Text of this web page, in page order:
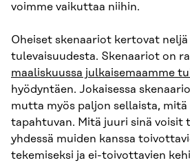
voimme vaikuttaa niihin.
Oheiset skenaariot kertovat
tulevaisuudesta. Skenaariot on
maaliskuussa julkaisemaamme
hyödyntäen. Jokaisessa
mutta myös paljon sellaista, mitä
tapahtuvan. Mitä juuri sinä voisit
yhdessä muiden kanssa
tekemiseksi ja ei-toivottavien